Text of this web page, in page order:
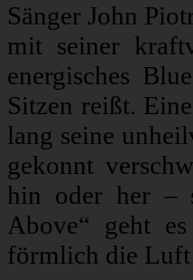
Sänger John
mit seiner
energisches
Sitzen reißt.
lang seine
gekonnt
hin oder her –
Above“ geht
förmlich die Luft